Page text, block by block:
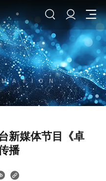
新媒体节目《卓
播